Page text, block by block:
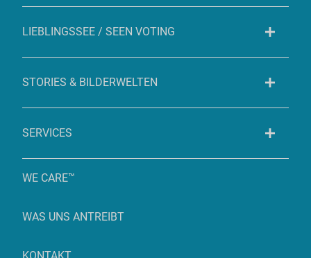
LIEBLINGSSEE / SEEN VOTING
STORIES & BILDERWELTEN
SERVICES
WE CARE™
WAS UNS ANTREIBT